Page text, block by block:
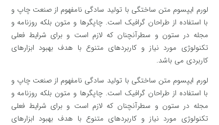
لورم ایپسوم متن ساختگی با تولید سادگی نامفهوم از صنعت چاپ و
با استفاده از طراحان گرافیک است. چاپگرها و متون بلکه روزنامه و
مجله در ستون و سطرآنچنان که لازم است و برای شرایط فعلی
تکنولوژی مورد نیاز و کاربردهای متنوع با هدف بهبود ابزارهای
کاربردی می باشد.
لورم ایپسوم متن ساختگی با تولید سادگی نامفهوم از صنعت چاپ و
با استفاده از طراحان گرافیک است. چاپگرها و متون بلکه روزنامه و
مجله در ستون و سطرآنچنان که لازم است و برای شرایط فعلی
تکنولوژی مورد نیاز و کاربردهای متنوع با هدف بهبود ابزارهای